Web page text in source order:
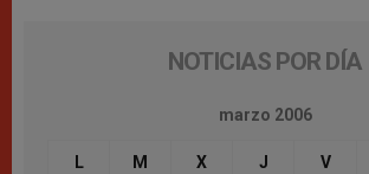
NOTICIAS POR DÍA
marzo 2006
L M X J V